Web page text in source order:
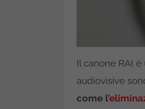
Il canone RAI
audiovisive
come l’